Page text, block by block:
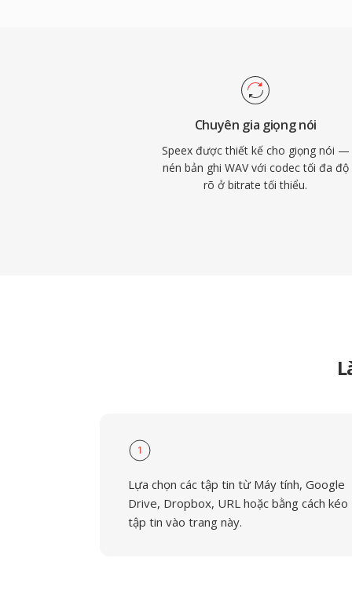
nhà phát triển chính thức khuyến nghị
từ năm 2012, Speex vẫn được triển khai
cũ, bản ghi lưu trữ và thiết bị nhúng nơi
được đánh giá cao.
Chuyên gia giọng nói
Speex được thiết kế cho giọng nói —
nén bản ghi WAV với codec tối đa độ
rõ ở bitrate tối thiểu.
1
Lựa chọn các tập tin từ Máy tính, Google
Drive, Dropbox, URL hoặc bằng cách kéo
tập tin vào trang này.